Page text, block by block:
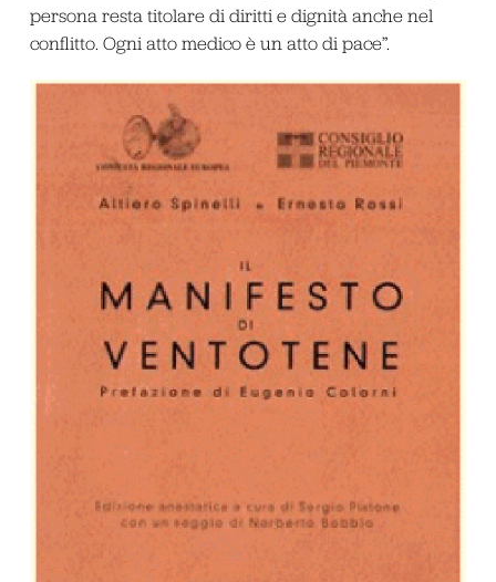
persona resta titolare di diritti e dignità anche nel
conflitto. Ogni atto medico è un atto di pace”.